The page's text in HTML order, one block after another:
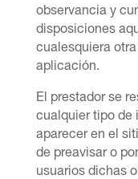
observancia y
disposiciones
cualesquiera
aplicación.
El prestador se
cualquier tipo de
aparecer en el
de preavisar o
usuarios dichas